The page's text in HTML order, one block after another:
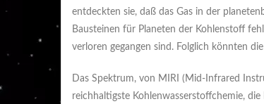
entdeckten sie, daß das Gas in der
Bausteinen für Planeten der Kohlenstoff
verloren gegangen sind. Folglich könnten
Das Spektrum, von MIRI (Mid-Infrared
reichhaltigste Kohlenwasserstoffchemie,